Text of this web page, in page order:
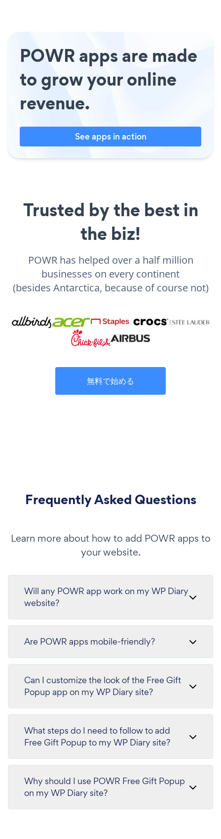
POWR apps are made
to grow your online
revenue.
See apps in action
Trusted by the best in
the biz!
POWR has helped over a half million
businesses on every continent
(besides Antarctica, because of course not)
無料で始める
Frequently Asked Questions
Learn more about how to add POWR apps to
your website.
Will any POWR app work on my WP Diary
website?
Are POWR apps mobile-friendly?
Can I customize the look of the Free Gift
Popup app on my WP Diary site?
What steps do I need to follow to add
Free Gift Popup to my WP Diary site?
Why should I use POWR Free Gift Popup
on my WP Diary site?